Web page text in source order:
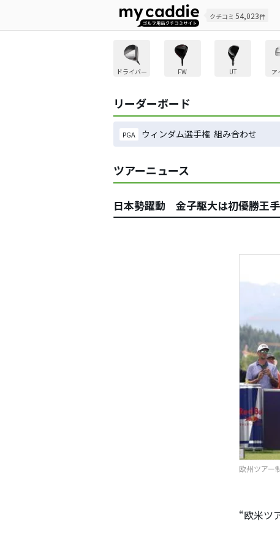
クチコミ 54,023件
ドライバー FW UT ア
リーダーボード
PGA ウィンダム選手権 組み合わせ
ツアーニュース
日本勢躍動 金子駆大は初優勝王
欧州ツアー
“欧米ツ